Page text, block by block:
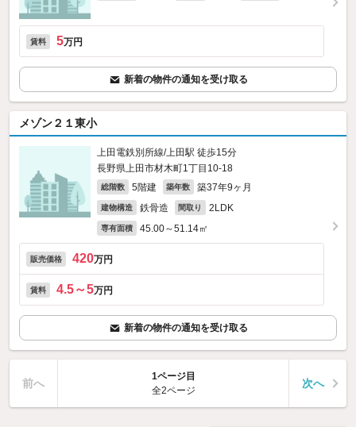
賃料 5万円
新着の物件の通知を受け取る
メゾン２１東小
上田電鉄別所線/上田駅 徒歩15分
長野県上田市材木町1丁目10-18
総階数 5階建 築年数 築37年9ヶ月
建物構造 鉄骨造 間取り 2LDK
専有面積 45.00～51.14㎡
販売価格 420万円
賃料 4.5～5万円
新着の物件の通知を受け取る
前へ
1ページ目
全2ページ
次へ